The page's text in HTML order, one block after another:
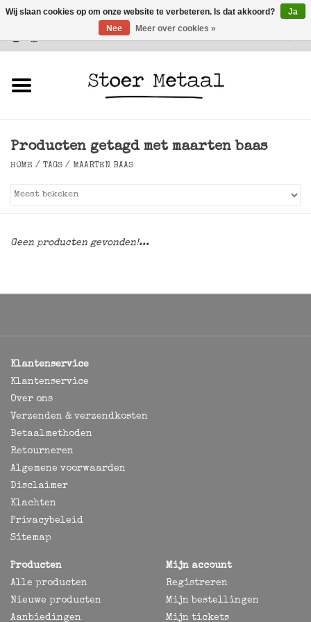
Klantenservice
Verlichting
Producten getagd met maarten baas
HOME / TAGS / MAARTEN BAAS
Geen producten gevonden!...
Klantenservice
Klantenservice
Over ons
Verzenden & verzendkosten
Betaalmethoden
Retourneren
Algemene voorwaarden
Disclaimer
Klachten
Privacybeleid
Sitemap
Producten
Alle producten
Nieuwe producten
Aanbiedingen
Mijn account
Registreren
Mijn bestellingen
Mijn tickets
Wij slaan cookies op om onze website te verbeteren. Is dat akkoord?
Ja
Nee
Meer over cookies »